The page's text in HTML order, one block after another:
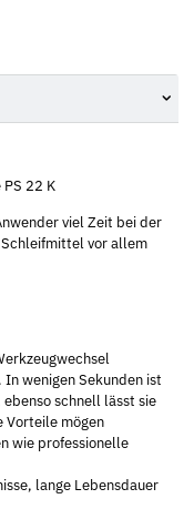
22 K
viel Zeit bei der
vor allem
wenigen Sekunden ist
schnell lässt sie
Vorteile mögen
wie professionelle
lange Lebensdauer